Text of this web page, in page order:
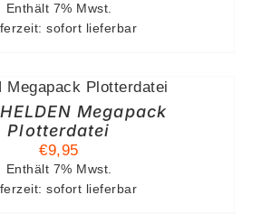
Enthält 7% Mwst.
sofort lieferbar
Megapack
Plotterdatei
€9,95
Enthält 7% Mwst.
sofort lieferbar